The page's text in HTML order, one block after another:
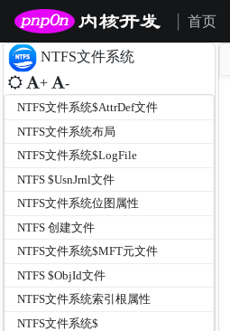
首页
NTFS文件系统
+ -
NTFS文件系统$AttrDef文件
NTFS文件系统布局
NTFS文件系统$LogFile
NTFS $UsnJrnl文件
NTFS文件系统位图属性
NTFS 创建文件
NTFS文件系统$MFT元文件
NTFS $ObjId文件
NTFS文件系统索引根属性
NTFS文件系统$